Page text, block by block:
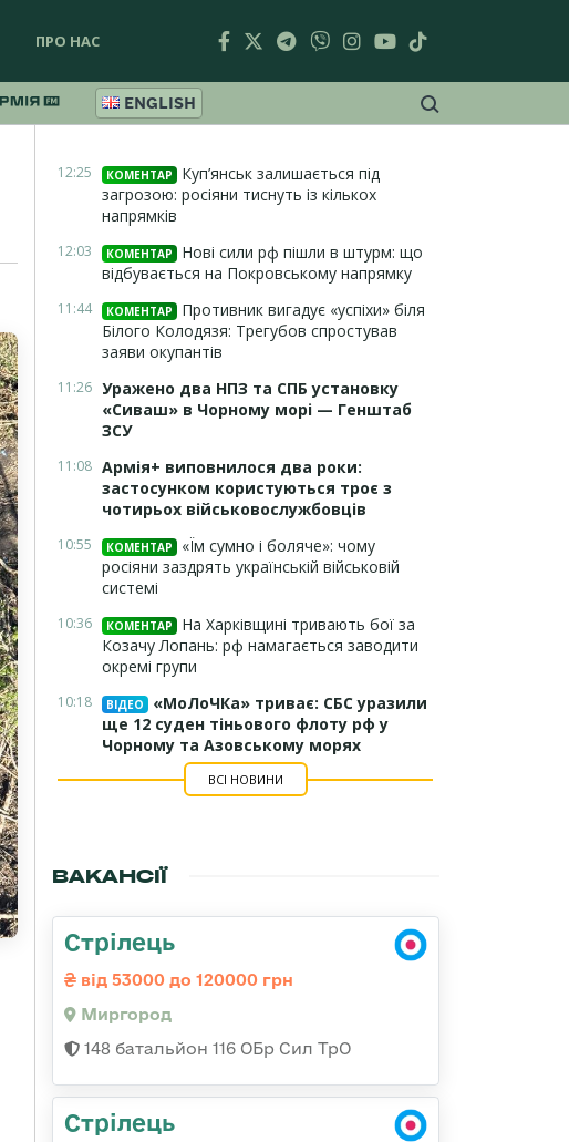
ПРО НАС
ENGLISH
12:25 КОМЕНТАР
Куп’янськ залишається під
загрозою: росіяни тиснуть із кількох
напрямків
12:03 КОМЕНТАР
Нові сили рф пішли в штурм: що
відбувається на Покровському напрямку
11:44 КОМЕНТАР
Противник вигадує «успіхи» біля
Білого Колодязя: Трегубов спростував
заяви окупантів
11:26 Уражено два НПЗ та СПБ установку
«Сиваш» в Чорному морі — Генштаб
ЗСУ
11:08 Армія+ виповнилося два роки:
застосунком користуються троє з
чотирьох військовослужбовців
10:55 КОМЕНТАР
«Їм сумно і боляче»: чому
росіяни заздрять українській військовій
системі
10:36 КОМЕНТАР
На Харківщині тривають бої за
Козачу Лопань: рф намагається заводити
окремі групи
10:18 ВІДЕО
«МоЛоЧКа» триває: СБС уразили
ще 12 суден тіньового флоту рф у
Чорному та Азовському морях
ВСІ НОВИНИ
ВАКАНСІЇ
Стрілець
від 53000 до 120000 грн
Миргород
148 батальйон 116 ОБр Сил ТрО
Стрілець